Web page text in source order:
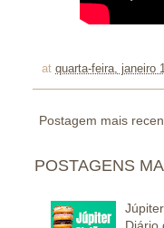
at quarta-feira, janeiro
Postagem mais
POSTAGENS
Diário